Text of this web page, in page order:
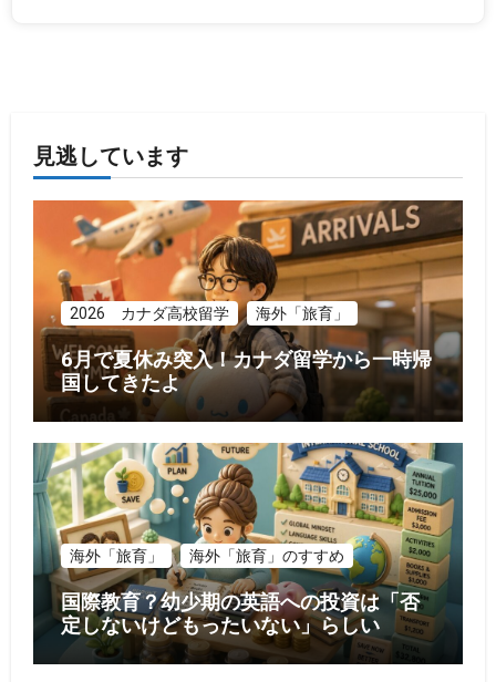
見逃しています
2026 カナダ高校留学 海外「旅育」
6月で夏休み突入！カナダ留学から一時帰
国してきたよ
海外「旅育」 海外「旅育」のすすめ
国際教育？幼少期の英語への投資は「否
定しないけどもったいない」らしい